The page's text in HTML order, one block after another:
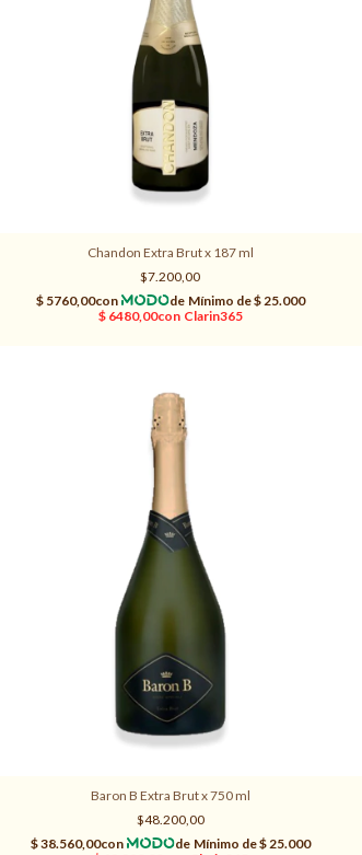
Chandon Extra Brut x 187 ml
$7.200,00
Baron B Extra Brut x 750 ml
$48.200,00